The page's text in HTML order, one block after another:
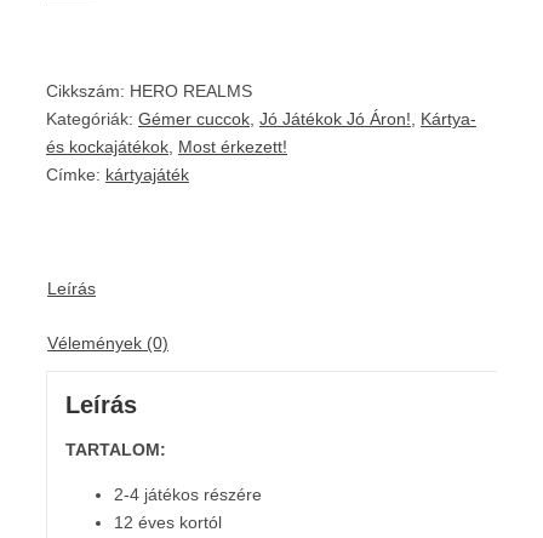
Cikkszám: HERO REALMS
Kategóriák: Gémer cuccok Jó Játékok Jó Áron!
Kártya-
és kockajátékok Most érkezett!
Címke: kártyajáték
Leírás
Vélemények (0)
Leírás
TARTALOM:
2-4 játékos részére
12 éves kortól